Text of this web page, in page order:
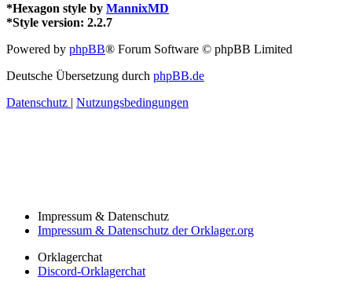
*Hexagon style by MannixMD
*Style version: 2.2.7
Powered by phpBB® Forum Software © phpBB Limited
Deutsche Übersetzung durch phpBB.de
Datenschutz | Nutzungsbedingungen
Impressum & Datenschutz
Impressum & Datenschutz der Orklager.org
Orklagerchat
Discord-Orklagerchat